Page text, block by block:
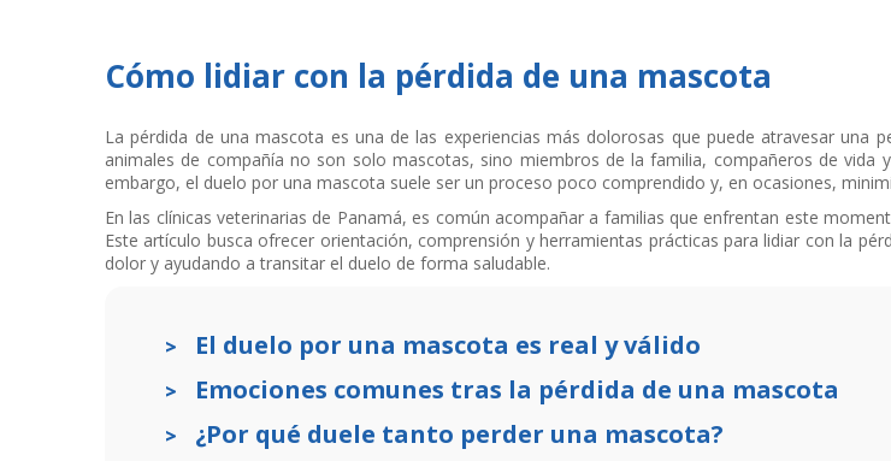
Cómo lidiar con la pérdida de una mascota
La pérdida de una mascota es una de las experiencias más dolorosas que puede atravesar una
animales de compañía no son solo mascotas, sino miembros de la familia, compañeros de vida
embargo, el duelo por una mascota suele ser un proceso poco comprendido y, en ocasiones,
En las clínicas veterinarias de Panamá, es común acompañar a familias que enfrentan este
Este artículo busca ofrecer orientación, comprensión y herramientas prácticas para lidiar con la
dolor y ayudando a transitar el duelo de forma saludable.
El duelo por una mascota es real y válido
Emociones comunes tras la pérdida de una mascota
¿Por qué duele tanto perder una mascota?